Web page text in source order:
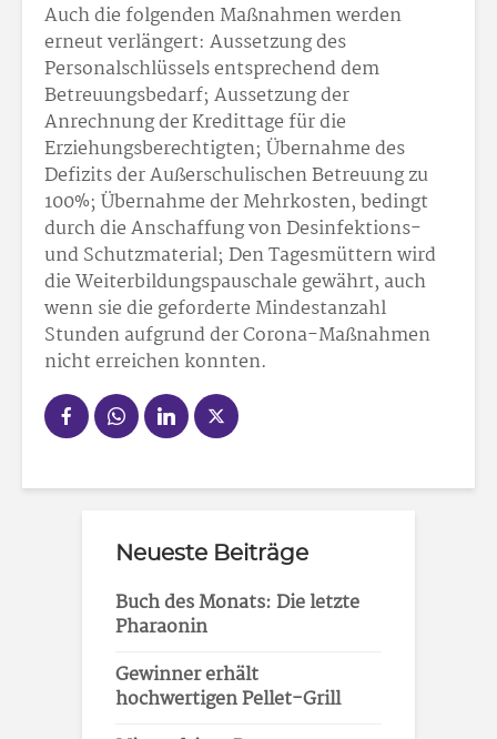
Auch die folgenden Maßnahmen werden
erneut verlängert: Aussetzung des
Personalschlüssels entsprechend dem
Betreuungsbedarf; Aussetzung der
Anrechnung der Kredittage für die
Erziehungsberechtigten; Übernahme des
Defizits der Außerschulischen Betreuung zu
100%; Übernahme der Mehrkosten, bedingt
durch die Anschaffung von Desinfektions-
und Schutzmaterial; Den Tagesmüttern wird
die Weiterbildungspauschale gewährt, auch
wenn sie die geforderte Mindestanzahl
Stunden aufgrund der Corona-Maßnahmen
nicht erreichen konnten.
Neueste Beiträge
Buch des Monats: Die letzte
Pharaonin
Gewinner erhält
hochwertigen Pellet-Grill